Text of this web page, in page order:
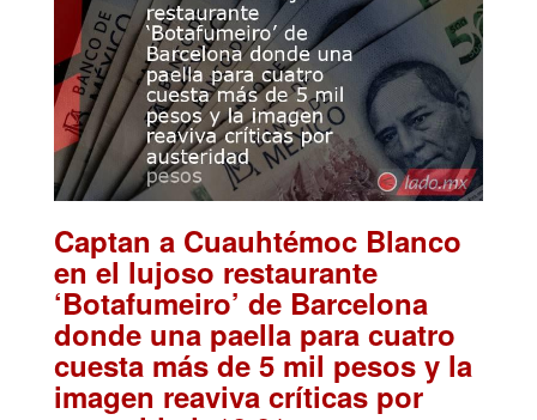
Captan a Cuauhtémoc Blanco
en el lujoso restaurante
‘Botafumeiro’ de Barcelona
donde una paella para cuatro
cuesta más de 5 mil pesos y la
imagen reaviva críticas por